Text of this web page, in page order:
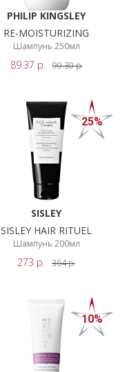
PHILIP KINGSLEY
RE-MOISTURIZING
Шампунь 250мл
89.37 р. 99.30р.
25%
SISLEY
SISLEY HAIR RITUEL
Шампунь 200мл
273 р. 364р.
10%